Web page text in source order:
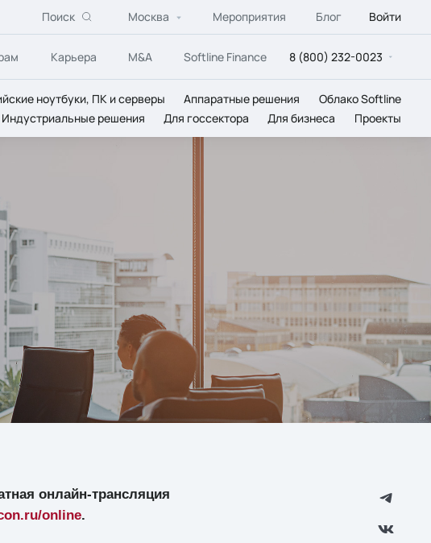
Поиск Москва Мероприятия Блог Войти
Карьера M&A Softline Finance 8 (800) 232-0023
ноутбуки, ПК и серверы Аппаратные решения
Облако Softline
Индустриальные решения Для госсектора Для бизнеса Проекты
онлайн-трансляция
online.